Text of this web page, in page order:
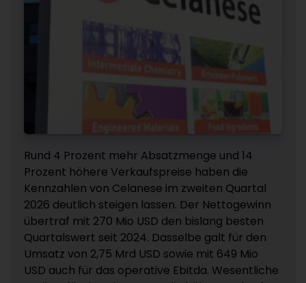
Rund 4 Prozent mehr Absatzmenge und 14
Prozent höhere Verkaufspreise haben die
Kennzahlen von Celanese im zweiten Quartal
2026 deutlich steigen lassen. Der Nettogewinn
übertraf mit 270 Mio USD den bislang besten
Quartalswert seit 2024. Dasselbe galt für den
Umsatz von 2,75 Mrd USD sowie mit 649 Mio
USD auch für das operative Ebitda. Wesentliche